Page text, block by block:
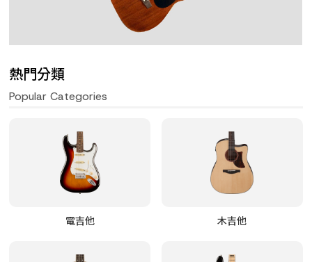
熱門分類
Popular Categories
電吉他 木吉他